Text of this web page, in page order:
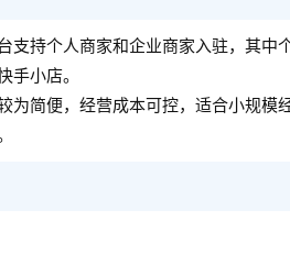
持个人商家和企业商家入驻，其中
小店。
简便，经营成本可控，适合小规模